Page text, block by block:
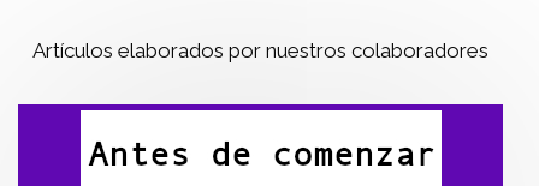
Artículos elaborados por nuestros colaboradores